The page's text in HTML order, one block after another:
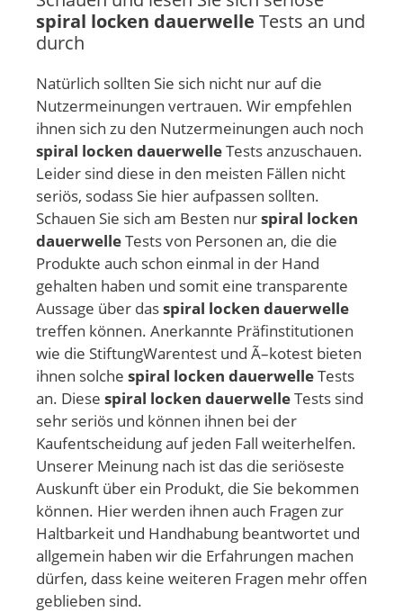
spiral locken dauerwelle Tests an und
durch
Natürlich sollten Sie sich nicht nur auf die
Nutzermeinungen vertrauen. Wir empfehlen
ihnen sich zu den Nutzermeinungen auch noch
spiral locken dauerwelleTests anzuschauen.
Leider sind diese in den meisten Fällen nicht
seriös, sodass Sie hier aufpassen sollten.
Schauen Sie sich am Besten nurspiral locken
dauerwelleTests von Personen an, die die
Produkte auch schon einmal in der Hand
gehalten haben und somit eine transparente
Aussage über dasspiral locken dauerwelle
treffen können. Anerkannte Präfinstitutionen
wie die StiftungWarentest und Ã–kotest bieten
ihnen solche spiral locken dauerwelleTests
an. Diese spiral locken dauerwelleTests sind
sehr seriös und können ihnen bei der
Kaufentscheidung auf jeden Fall weiterhelfen.
Unserer Meinung nach ist das die seriöseste
Auskunft über ein Produkt, die Sie bekommen
können. Hier werden ihnen auch Fragen zur
Haltbarkeit und Handhabung beantwortet und
allgemein haben wir die Erfahrungen machen
dürfen, dass keine weiteren Fragen mehr offen
geblieben sind.